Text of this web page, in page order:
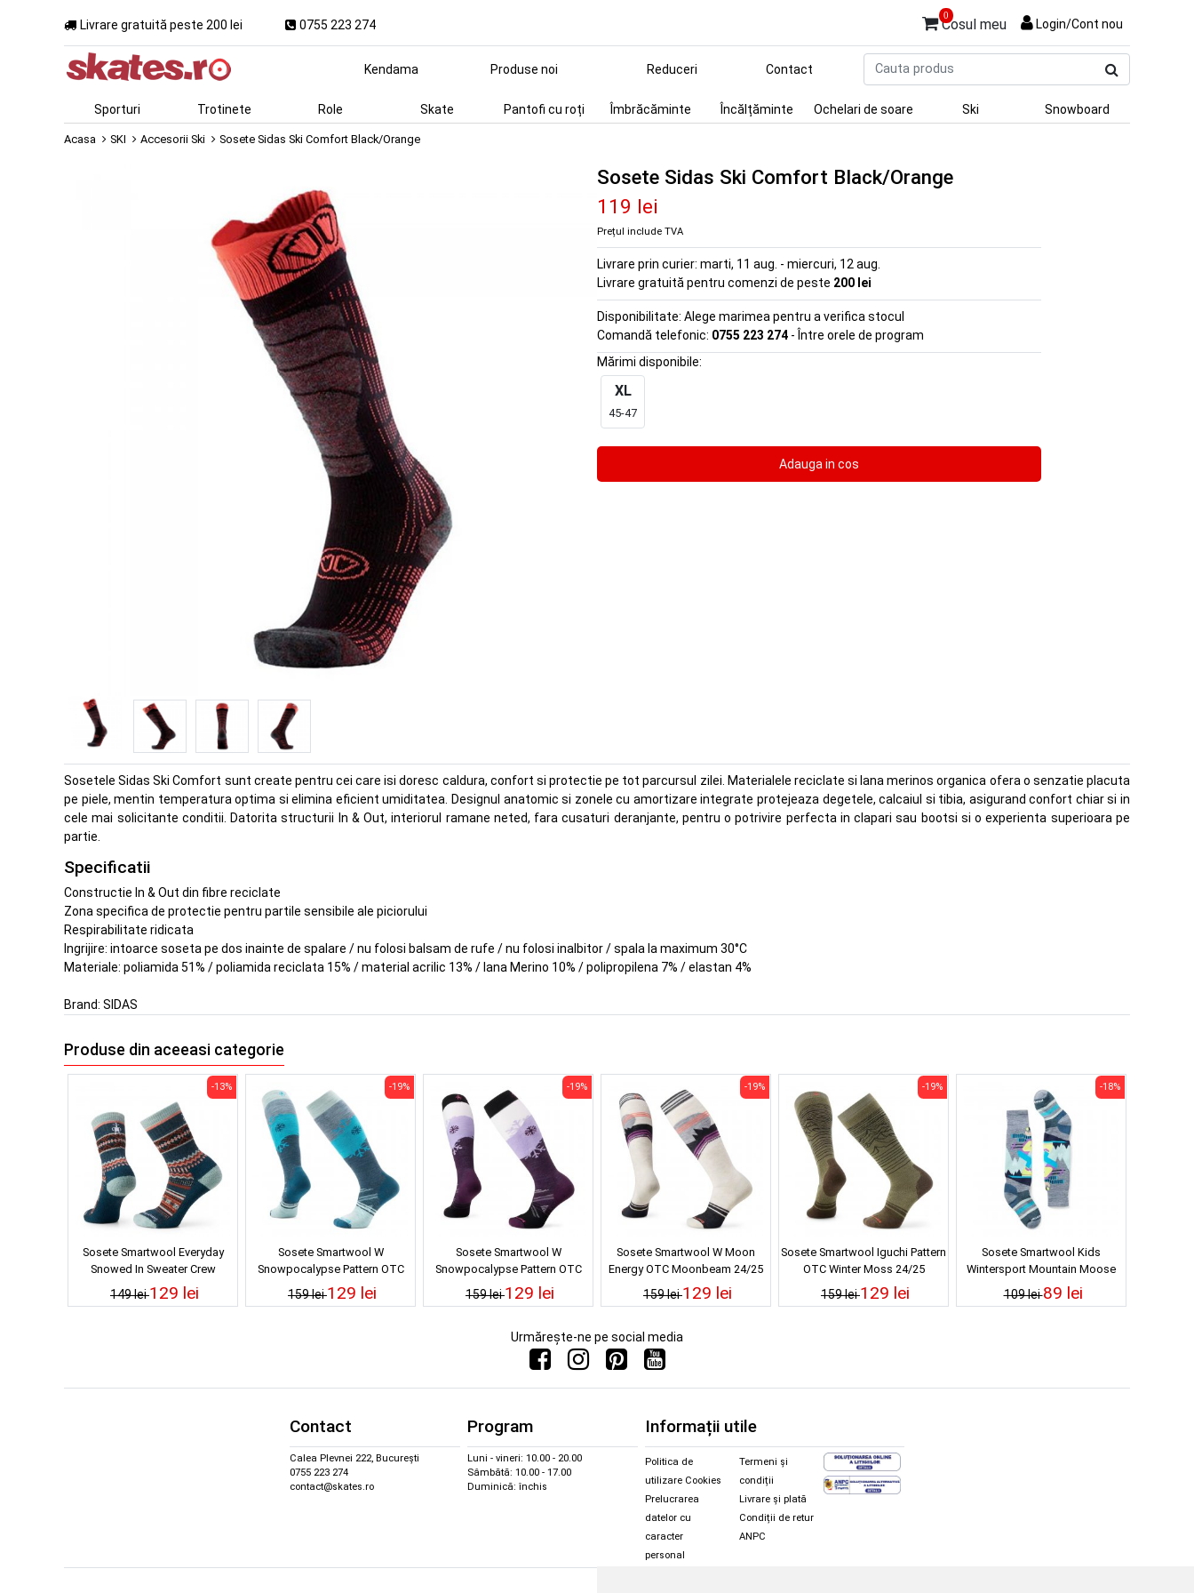
Livrare gratuită peste 200 lei 0755 223 274
0
Cosul meu Login/Cont nou
produs
Kendama Produse noi Reduceri Contact
Sporturi Trotinete Role Skate Pantofi cu roți Îmbrăcăminte Încălțăminte Ochelari de soare Ski Snowboard
Acasa SKI Accesorii Ski Sosete Sidas Ski Comfort Black/Orange
Sosete Sidas Ski Comfort Black/Orange
119 lei
Prețul include TVA
Livrare prin curier: marti, 11 aug. - miercuri, 12 aug.
Livrare gratuită pentru comenzi de peste 200 lei
Disponibilitate: Alege marimea pentru a verifica stocul
Comandă telefonic: 0755 223 274 - Între orele de program
Mărimi disponibile:
XL
45-47
Sosetele Sidas Ski Comfort sunt create pentru cei care isi doresc caldura, confort si protectie pe tot parcursul zilei. Materialele reciclate si lana merinos organica ofera o senzatie placuta
pe piele, mentin temperatura optima si elimina eficient umiditatea. Designul anatomic si zonele cu amortizare integrate protejeaza degetele, calcaiul si tibia, asigurand confort chiar si in
cele mai solicitante conditii. Datorita structurii In & Out, interiorul ramane neted, fara cusaturi deranjante, pentru o potrivire perfecta in clapari sau bootsi si o experienta superioara pe
partie.
Specificatii
Constructie In & Out din fibre reciclate
Zona specifica de protectie pentru partile sensibile ale piciorului
Respirabilitate ridicata
Ingrijire: intoarce soseta pe dos inainte de spalare / nu folosi balsam de rufe / nu folosi inalbitor / spala la maximum 30°C
Materiale: poliamida 51% / poliamida reciclata 15% / material acrilic 13% / lana Merino 10% / polipropilena 7% / elastan 4%
Brand: SIDAS
Produse din aceeasi categorie
Sosete Smartwool Everyday
Snowed In Sweater Crew
Twilight Blue 24/25
149 lei
-13%
129 lei
Sosete Smartwool W
Snowpocalypse Pattern OTC
Frosty Green 24/25
159 lei
-19%
129 lei
Sosete Smartwool W
Snowpocalypse Pattern OTC
Purple Iris 24/25
159 lei
-19%
129 lei
Sosete Smartwool W Moon
Energy OTC Moonbeam 24/25
159 lei
-19%
129 lei
Sosete Smartwool Iguchi Pattern
OTC Winter Moss 24/25
159 lei
-19%
129 lei
Sosete Smartwool Kids
Wintersport Mountain Moose
Pattern OTC Pewter Blue 24/25
109 lei
-18%
89 lei
Urmărește-ne pe social media
Contact
Calea Plevnei 222, București
0755 223 274
contact@skates.ro
Program
Luni - vineri: 10.00 - 20.00
Sâmbătă: 10.00 - 17.00
Duminică: închis
Informații utile
Politica de
utilizare Cookies
Prelucrarea
datelor cu
caracter
personal
Termeni și
condiții
Livrare și plată
Condiții de retur
ANPC